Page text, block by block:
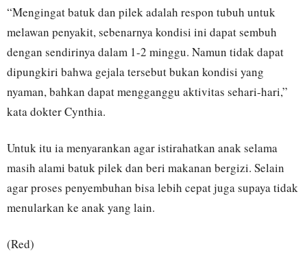
“Mengingat batuk dan pilek adalah respon tubuh untuk
melawan penyakit, sebenarnya kondisi ini dapat sembuh
dengan sendirinya dalam 1-2 minggu. Namun tidak dapat
dipungkiri bahwa gejala tersebut bukan kondisi yang
nyaman, bahkan dapat mengganggu aktivitas sehari-hari,”
kata dokter Cynthia.
Untuk itu ia menyarankan agar istirahatkan anak selama
masih alami batuk pilek dan beri makanan bergizi. Selain
agar proses penyembuhan bisa lebih cepat juga supaya tidak
menularkan ke anak yang lain.
(Red)